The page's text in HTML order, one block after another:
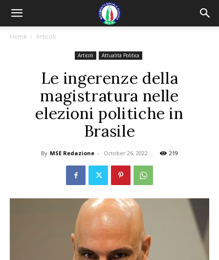
Home Articoli
Articoli Attualità Politica
Le ingerenze della
magistratura nelle
elezioni politiche in
Brasile
By MSE Redazione - October 26, 2022 219